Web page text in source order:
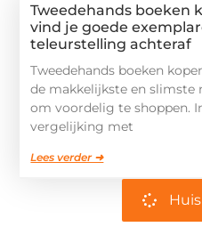
Tweedehands boeken
vind je goede
teleurstelling achteraf
Tweedehands boeken
de makkelijkste en slimste
om voordelig te shoppen.
vergelijking met
Lees verder ➜